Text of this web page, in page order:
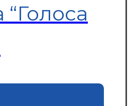
“Голоса